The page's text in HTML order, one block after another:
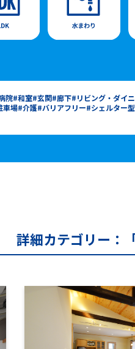
院 和室 玄関 廊下 リビング・ダイ
車場 介護 バリアフリー シェルター
詳細カテゴリー：